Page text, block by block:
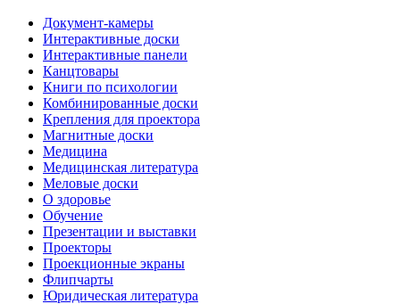
Документ-камеры
Интерактивные доски
Интерактивные панели
Канцтовары
Книги по психологии
Комбинированные доски
Крепления для проектора
Магнитные доски
Медицина
Медицинская литература
Меловые доски
О здоровье
Обучение
Презентации и выставки
Проекторы
Проекционные экраны
Флипчарты
Юридическая литература